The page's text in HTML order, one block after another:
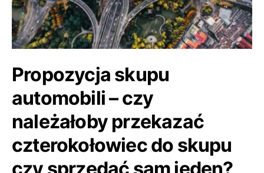
Propozycja skupu
automobili – czy
należałoby przekazać
czterokołowiec do skupu